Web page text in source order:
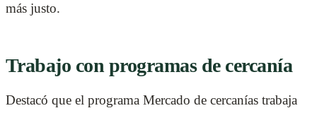
más justo.
Trabajo con programas de cercanía
Destacó que el programa Mercado de cercanías trabaja